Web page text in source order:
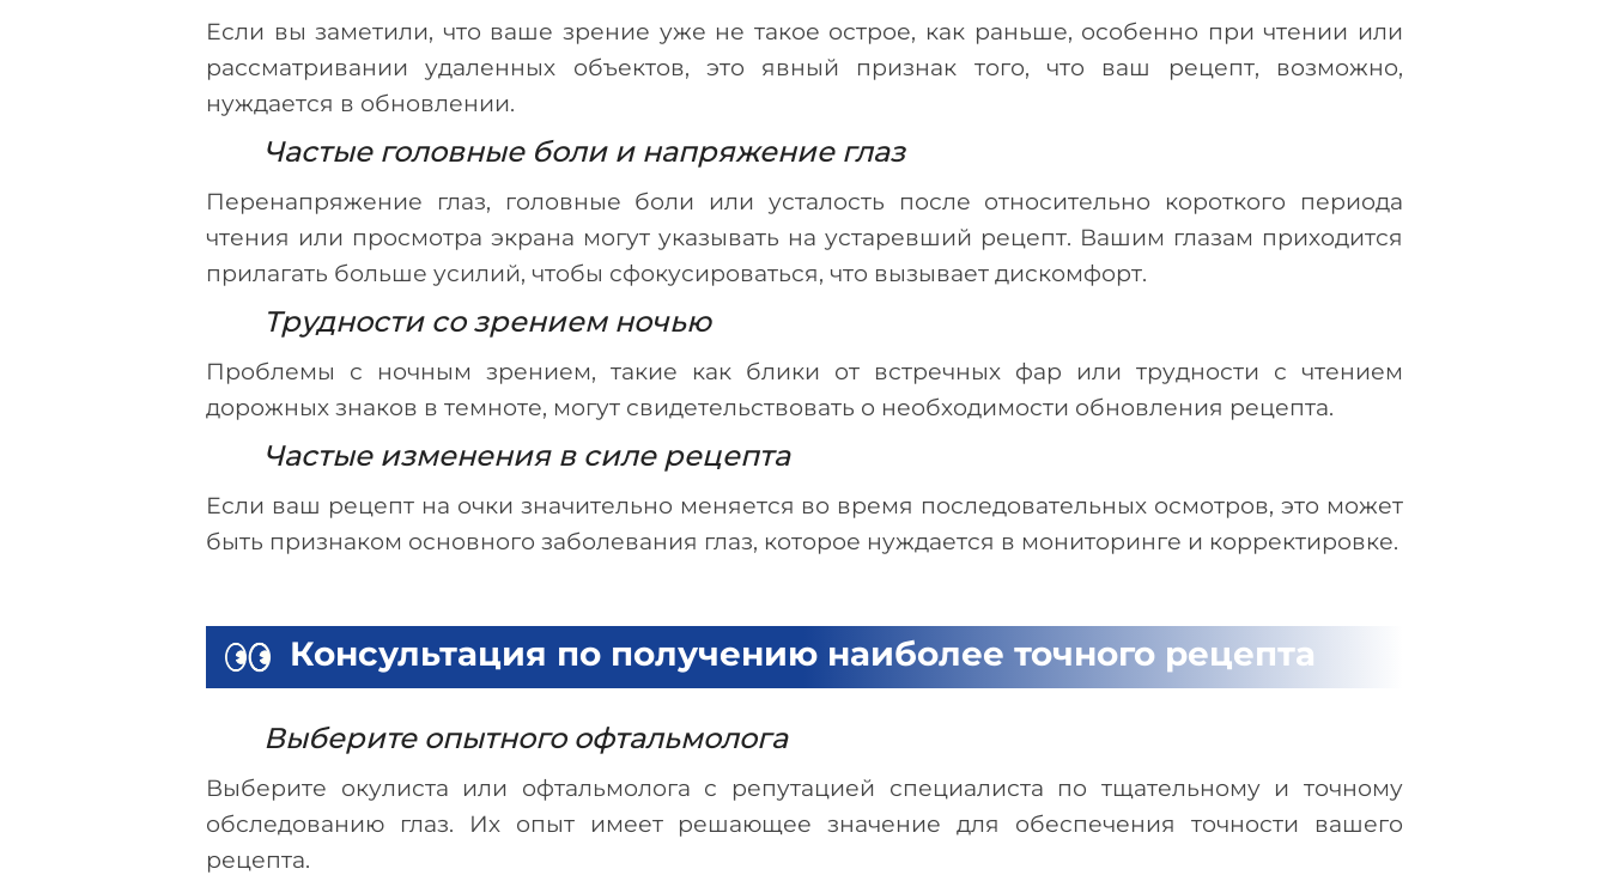
Если вы заметили, что ваше зрение уже не такое острое, как раньше, особенно при чтении или
рассматривании удаленных объектов, это явный признак того, что ваш рецепт, возможно,
нуждается в обновлении.
Частые головные боли и напряжение глаз
Перенапряжение глаз, головные боли или усталость после относительно короткого периода
чтения или просмотра экрана могут указывать на устаревший рецепт. Вашим глазам приходится
прилагать больше усилий, чтобы сфокусироваться, что вызывает дискомфорт.
Трудности со зрением ночью
Проблемы с ночным зрением, такие как блики от встречных фар или трудности с чтением
дорожных знаков в темноте, могут свидетельствовать о необходимости обновления рецепта.
Частые изменения в силе рецепта
Если ваш рецепт на очки значительно меняется во время последовательных осмотров, это может
быть признаком основного заболевания глаз, которое нуждается в мониторинге и корректировке.
Консультация по получению наиболее точного рецепта
Выберите опытного офтальмолога
Выберите окулиста или офтальмолога с репутацией специалиста по тщательному и точному
обследованию глаз. Их опыт имеет решающее значение для обеспечения точности вашего
рецепта.